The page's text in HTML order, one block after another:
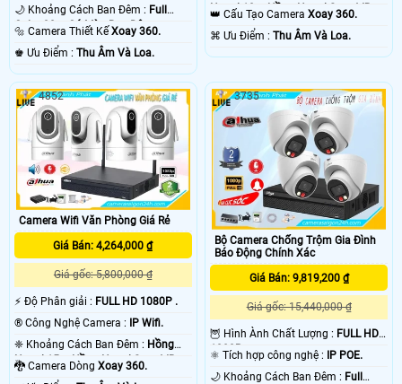
🌙 Khoảng Cách Ban Đêm : Full
Color 30m Có Màu Ban Ðêm.
🔩 Camera Thiết KếXoay 360.
️♚ Ưu Điểm : Thu Âm Và Loa.
Ngoại 10m Hồng Ngoại Smart IR.
👑 Cấu Tạo CameraXoay 360.
️⌘ Ưu Điểm :Thu Âm Và Loa.
Camera Wifi Văn Phòng Giá Rẻ
Giá Bán: 4,264,000 ₫
Giá gốc: 5,800,000 ₫
️⚡ Độ Phân giải : FULL HD 1080P .
®️ Công Nghệ Camera :
IP Wifi.
❈ Khoảng Cách Ban Đêm : Hồng
Ngoại 15m Hồng Ngoại Smart IR.
🐉️ Camera Dòng Xoay 360.
4852
Bộ Camera Chống Trộm Gia Đình
Báo Động Chính Xác
Giá Bán: 9,819,200 ₫
Giá gốc: 15,440,000 ₫
🦉 Hình Ành Chất Lượng : FULL HD
1080P .
⚛️ Tích hợp công nghệ :
IP POE.
🌙 Khoảng Cách Ban Đêm : Full
3735